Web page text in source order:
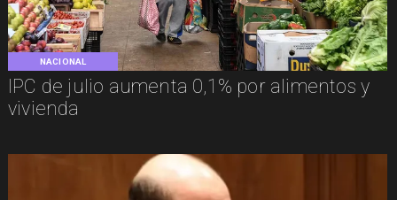
NACIONAL
IPC de julio aumenta 0,1% por alimentos y
vivienda